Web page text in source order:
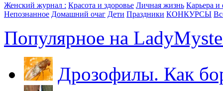
Женский журнал : Красота и здоровье Личная жизнь Карьера
Непознанное Домашний очаг Дети Праздники КОНКУРСЫ
Популярное на
Дрозофилы. Как